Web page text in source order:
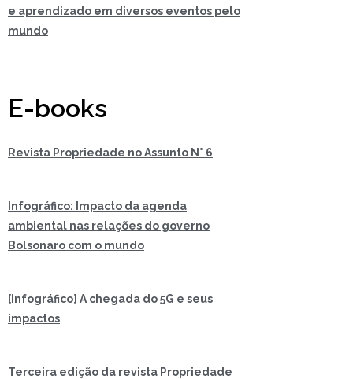
e aprendizado em diversos eventos pelo
mundo
E-books
Revista Propriedade no Assunto N° 6
Infográfico: Impacto da agenda
ambiental nas relações do governo
Bolsonaro com o mundo
[Infográfico] A chegada do 5G e seus
impactos
Terceira edição da revista Propriedade